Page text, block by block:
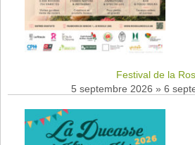
Festival de la
5 septembre 2026 » 6